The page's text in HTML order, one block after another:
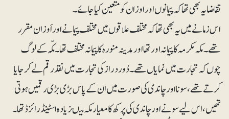
تقاضا یہ بھی تھا کہ پیمانوں اور اوزان کو متعین کیا جائے۔
اس زمانے میں یہ بھی تھا کہ مختلف علاقوں میں مختلف پیمانے اور اَوزان مقرر
تھے۔مکہ مکرمہ کا پیمانہ اور تھا اور مدینہ منورہ کا پیمانہ مختلف تھا۔مکّہ کے لوگ
چوں کہ تجارت میں نمایاں تھے۔ دُوردراز کی تجارت میں نقد رقم لے کر جایا
کرتے تھے، سونا اور چاندی کی صورت میں ان کے پاس بڑی بڑی رقمیں ہوتی
تھیں، اس لیے سونے اور چاندی کی پرکھ کا معیار مکہ میںزیادہ اسٹینڈرائزڈ تھا۔